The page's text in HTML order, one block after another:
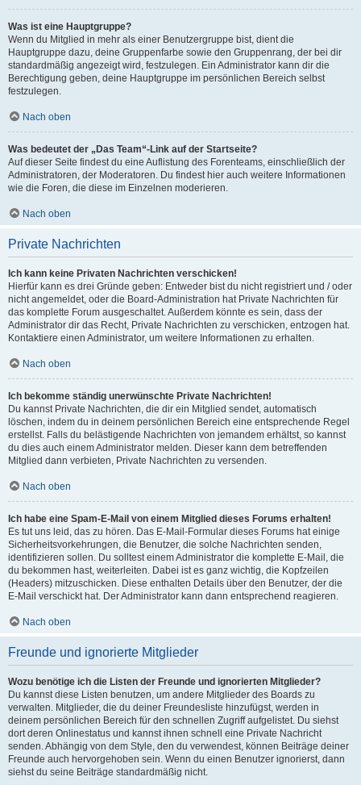
Was ist eine Hauptgruppe?
Wenn du Mitglied in mehr als einer Benutzergruppe bist, dient die
Hauptgruppe dazu, deine Gruppenfarbe sowie den Gruppenrang, der bei dir
standardmäßig angezeigt wird, festzulegen. Ein Administrator kann dir die
Berechtigung geben, deine Hauptgruppe im persönlichen Bereich selbst
festzulegen.
Nach oben
Was bedeutet der „Das Team“-Link auf der Startseite?
Auf dieser Seite findest du eine Auflistung des Forenteams, einschließlich der
Administratoren, der Moderatoren. Du findest hier auch weitere Informationen
wie die Foren, die diese im Einzelnen moderieren.
Nach oben
Private Nachrichten
Ich kann keine Privaten Nachrichten verschicken!
Hierfür kann es drei Gründe geben: Entweder bist du nicht registriert und / oder
nicht angemeldet, oder die Board-Administration hat Private Nachrichten für
das komplette Forum ausgeschaltet. Außerdem könnte es sein, dass der
Administrator dir das Recht, Private Nachrichten zu verschicken, entzogen hat.
Kontaktiere einen Administrator, um weitere Informationen zu erhalten.
Nach oben
Ich bekomme ständig unerwünschte Private Nachrichten!
Du kannst Private Nachrichten, die dir ein Mitglied sendet, automatisch
löschen, indem du in deinem persönlichen Bereich eine entsprechende Regel
erstellst. Falls du belästigende Nachrichten von jemandem erhältst, so kannst
du dies auch einem Administrator melden. Dieser kann dem betreffenden
Mitglied dann verbieten, Private Nachrichten zu versenden.
Nach oben
Ich habe eine Spam-E-Mail von einem Mitglied dieses Forums erhalten!
Es tut uns leid, das zu hören. Das E-Mail-Formular dieses Forums hat einige
Sicherheitsvorkehrungen, die Benutzer, die solche Nachrichten senden,
identifizieren sollen. Du solltest einem Administrator die komplette E-Mail, die
du bekommen hast, weiterleiten. Dabei ist es ganz wichtig, die Kopfzeilen
(Headers) mitzuschicken. Diese enthalten Details über den Benutzer, der die
E-Mail verschickt hat. Der Administrator kann dann entsprechend reagieren.
Nach oben
Freunde und ignorierte Mitglieder
Wozu benötige ich die Listen der Freunde und ignorierten Mitglieder?
Du kannst diese Listen benutzen, um andere Mitglieder des Boards zu
verwalten. Mitglieder, die du deiner Freundesliste hinzufügst, werden in
deinem persönlichen Bereich für den schnellen Zugriff aufgelistet. Du siehst
dort deren Onlinestatus und kannst ihnen schnell eine Private Nachricht
senden. Abhängig von dem Style, den du verwendest, können Beiträge deiner
Freunde auch hervorgehoben sein. Wenn du einen Benutzer ignorierst, dann
siehst du seine Beiträge standardmäßig nicht.